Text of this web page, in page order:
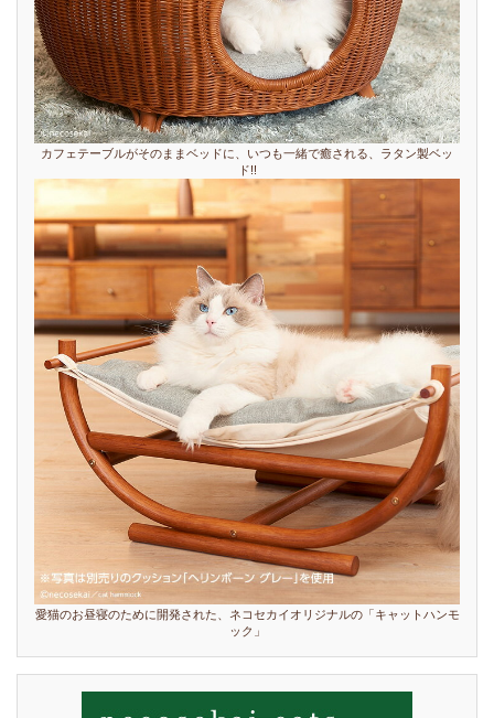
カフェテーブルがそのままベッドに、いつも一緒で癒される、ラタン製ベッ
ド!!
愛猫のお昼寝のために開発された、ネコセカイオリジナルの「キャットハンモ
ック」